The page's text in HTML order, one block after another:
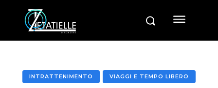
INTRATTENIMENTO VIAGGI E TEMPO LIBERO